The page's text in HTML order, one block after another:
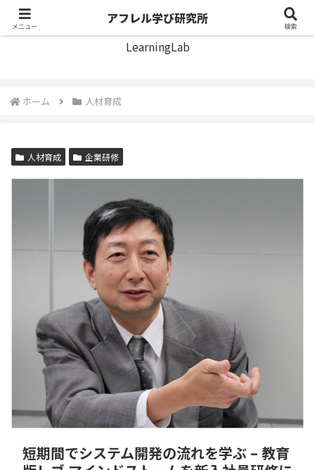
アフレル学び研究所
LearningLab
ホーム 人材育成
人材育成 企業研修
短期間でシステム開発の流れを学ぶ – 教育
メニュー
アフレル学び研究所
検索